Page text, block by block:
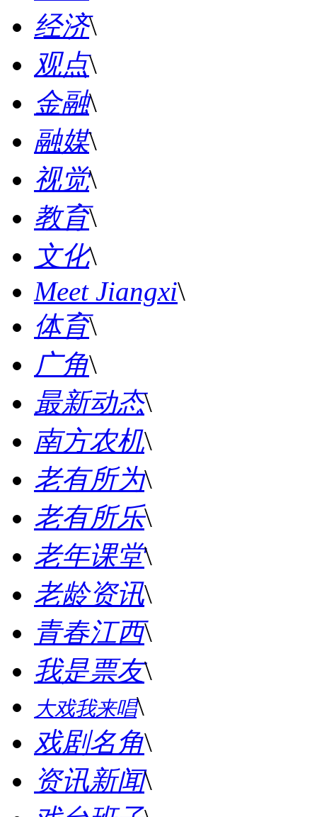
经济\
观点\
金融\
融媒\
视觉\
教育\
文化\
Meet Jiangxi\
体育\
广角\
最新动态\
南方农机\
老有所为\
老有所乐\
老年课堂\
老龄资讯\
青春江西\
我是票友\
大戏我来唱\
戏剧名角\
资讯新闻\